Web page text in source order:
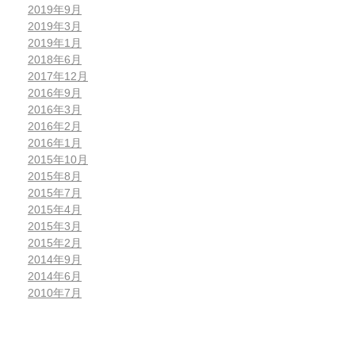
2019年9月
2019年3月
2019年1月
2018年6月
2017年12月
2016年9月
2016年3月
2016年2月
2016年1月
2015年10月
2015年8月
2015年7月
2015年4月
2015年3月
2015年2月
2014年9月
2014年6月
2010年7月